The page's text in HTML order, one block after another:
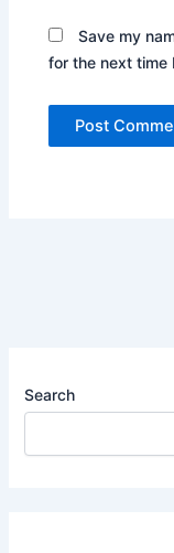
Save my
for the next time
Search